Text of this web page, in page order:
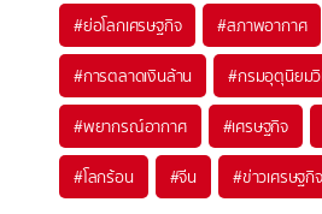
#ย่อโลกเศรษฐกิจ #สภาพอากาศ
#การตลาดเงินล้าน #กรมอุตุนิยม
#พยากรณ์อากาศ #เศรษฐกิจ
#โลกร้อน #จีน #ข่าวเศรษฐกิจ